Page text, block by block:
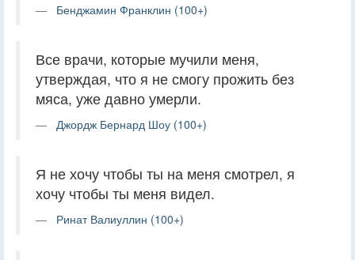
Бенджамин Франклин (100+)
Все врачи, которые мучили меня,
утверждая, что я не смогу прожить без
мяса, уже давно умерли.
Джордж Бернард Шоу (100+)
Я не хочу чтобы ты на меня смотрел, я
хочу чтобы ты меня видел.
Ринат Валиуллин (100+)